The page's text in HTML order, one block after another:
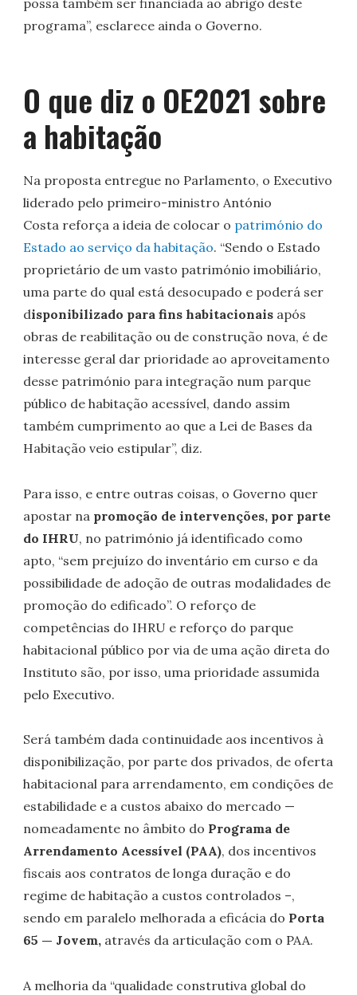
possa também ser financiada ao abrigo deste
programa”, esclarece ainda o Governo.
O que diz o OE2021 sobre
a habitação
Na proposta entregue no Parlamento, o Executivo
liderado pelo primeiro-ministro António
Costa reforça a ideia de colocar o património do
Estado ao serviço da habitação. “Sendo o Estado
proprietário de um vasto património imobiliário,
uma parte do qual está desocupado e poderá ser
disponibilizado para fins habitacionais após
obras de reabilitação ou de construção nova, é de
interesse geral dar prioridade ao aproveitamento
desse património para integração num parque
público de habitação acessível, dando assim
também cumprimento ao que a Lei de Bases da
Habitação veio estipular”, diz.
Para isso, e entre outras coisas, o Governo quer
apostar na promoção de intervenções, por parte
do IHRU, no património já identificado como
apto, “sem prejuízo do inventário em curso e da
possibilidade de adoção de outras modalidades de
promoção do edificado”. O reforço de
competências do IHRU e reforço do parque
habitacional público por via de uma ação direta do
Instituto são, por isso, uma prioridade assumida
pelo Executivo.
Será também dada continuidade aos incentivos à
disponibilização, por parte dos privados, de oferta
habitacional para arrendamento, em condições de
estabilidade e a custos abaixo do mercado —
nomeadamente no âmbito do Programa de
Arrendamento Acessível (PAA), dos incentivos
fiscais aos contratos de longa duração e do
regime de habitação a custos controlados –,
sendo em paralelo melhorada a eficácia do Porta
65 — Jovem, através da articulação com o PAA.
A melhoria da “qualidade construtiva global do